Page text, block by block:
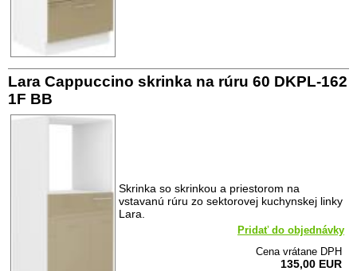
Lara Cappuccino skrinka na rúru 60 DKPL-162
1F BB
Skrinka so skrinkou a priestorom na
vstavanú rúru zo sektorovej kuchynskej linky
Lara.
Pridať do objednávky
Cena vrátane DPH
135,00 EUR